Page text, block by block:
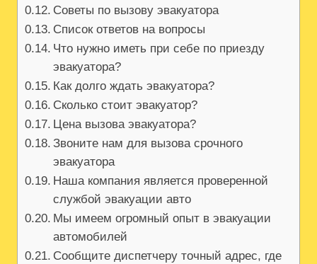
Советы по вызову эвакуатора
Список ответов на вопросы
Что нужно иметь при себе по приезду
эвакуатора?
Как долго ждать эвакуатора?
Сколько стоит эвакуатор?
Цена вызова эвакуатора?
Звоните нам для вызова срочного
эвакуатора
Наша компания является проверенной
службой эвакуации авто
Мы имеем огромный опыт в эвакуации
автомобилей
Сообщите диспетчеру точный адрес, где